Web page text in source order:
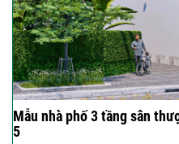
Mẫu nhà phố 3 tầng sân
5